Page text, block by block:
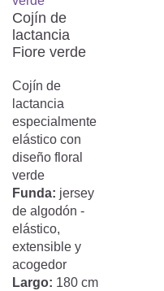
Cojín de
lactancia
Fiore verde
Cojín de
lactancia
especialmente
elástico con
diseño floral
verde
Funda: jersey
de algodón -
elástico,
extensible y
acogedor
Largo: 180 cm